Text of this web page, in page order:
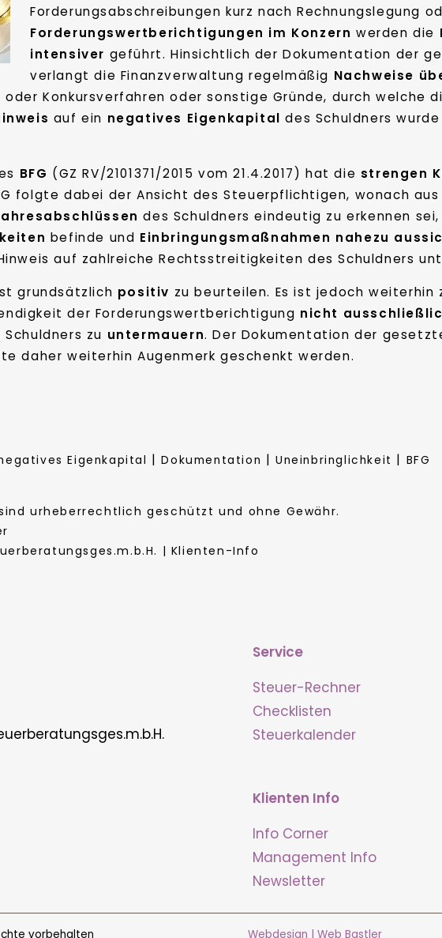
Forderungsabschreibungen kurz nach Rechnungslegung
Forderungswertberichtigungen im Konzern werden die
intensiver geführt. Hinsichtlich der Dokumentation der
verlangt die Finanzverwaltung regelmäßig Nachweise
Konkursverfahren oder sonstige Gründe, durch welche
auf ein negatives Eigenkapital des Schuldners
BFG (GZ RV/2101371/2015 vom 21.4.2017) hat die strengen
folgte dabei der Ansicht des Steuerpflichtigen, wonach
des Schuldners eindeutig zu erkennen
befinde und Einbringungsmaßnahmen nahezu
auf zahlreiche Rechtsstreitigkeiten des Schuldners
grundsätzlich positiv zu beurteilen. Es ist jedoch weiterhin
der Forderungswertberichtigung nicht
Schuldners zu untermauern. Der Dokumentation der
daher weiterhin Augenmerk geschenkt werden.
Eigenkapital |Dokumentation |Uneinbringlichkeit | BFG
urheberrechtlich geschützt und ohne Gewähr.
| Klienten-Info
Service
Steuer-Rechner
Checklisten
Steuerkalender
Klienten Info
Info Corner
Management Info
Newsletter
vorbehalten Webdesign | Web Bastler